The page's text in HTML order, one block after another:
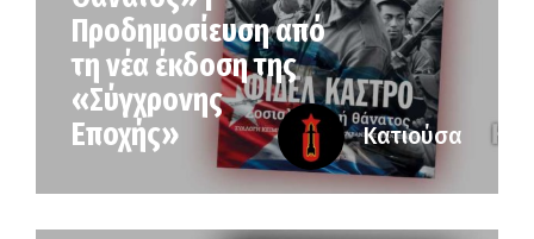
Προδημοσίευση από
τη νέα έκδοση της
«Σύγχρονης
Εποχής»
Κατιούσα